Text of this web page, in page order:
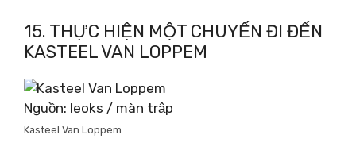
15. THỰC HIỆN MỘT CHUYẾN ĐI ĐẾN
KASTEEL VAN LOPPEM
Nguồn: leoks / màn trập
Kasteel Van Loppem